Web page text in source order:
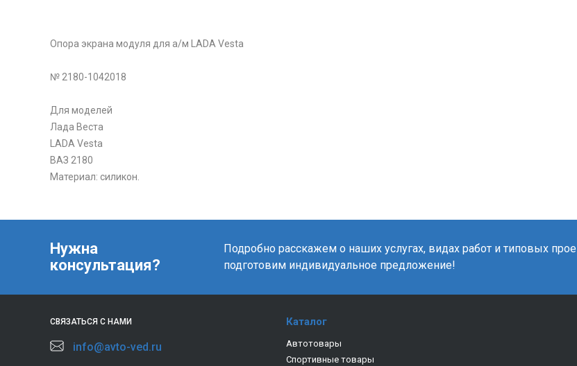
Опора экрана модуля для а/м LADA Vesta
№ 2180-1042018
Для моделей
Лада Веста
LADA Vesta
ВАЗ 2180
Материал: силикон.
Нужна
консультация?
Подробно расскажем о наших услугах, видах работ и типовых
подготовим индивидуальное предложение!
СВЯЗАТЬСЯ С НАМИ
info@avto-ved.ru
Каталог
Автотовары
Спортивные товары